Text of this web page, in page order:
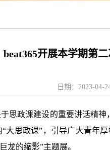
beat365开展本学期第
日期：2023-04-
思政课建设的重要讲话精
“大思政课”，引导广大青年
的缩影”主题展。